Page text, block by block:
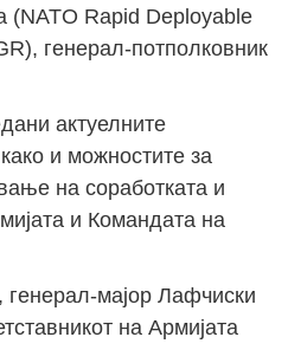
(NATO Rapid Deployable
генерал-потполковник
актуелните
и можностите за
на соработката и
и Командата на
генерал-мајор Лафчиски
на Армијата